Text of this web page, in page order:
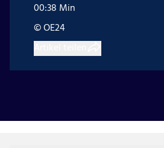
00:38 Min
© OE24